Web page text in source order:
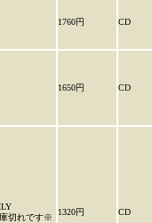
1760円 CD
1650円 CD
切れです※
1320円 CD